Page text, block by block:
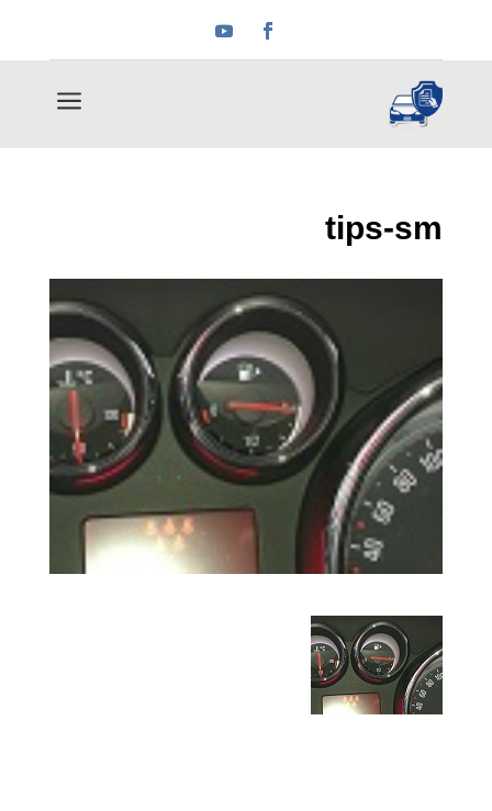
a
tips-sm